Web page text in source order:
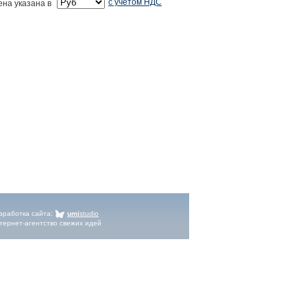
с учетом НДС
указана в
сайта: umistudio
агентство свежих идей